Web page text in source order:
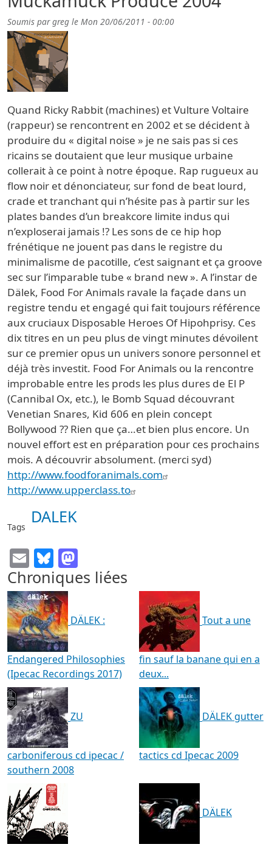
Soumis pargreg le Mon 20/06/2011 - 00:00
Quand Ricky Rabbit (machines) et Vulture Voltaire
(rappeur) se rencontrent en 2002 et se décident à
produire du « digital noise » je ne sais pas si ces
ricains se doutaient que leur musique urbaine
collerait à ce point à notre époque. Rap rugueux au
flow noir et dénonciateur, sur fond de beat lourd,
crade et tranchant qui n’hésite pas à partir sur les
plates bandes d’un breakcore limite indus qui
n’exploserai jamais !? Les sons de ce hip hop
frénétique ne jouent pas dans le registre du
minimalisme de pacotille, c’est saignant et ça groove
sec sur l’imparable tube « brand new ». A l’instar de
Dälek, Food For Animals ravale la façade dans un
registre tendu et engagé qui fait toujours référence
aux cruciaux Disposable Heroes Of Hipohprisy. Ces
dix titres en un peu plus de vingt minutes dévoilent
sur ce premier opus un univers sonore personnel et
déjà très investit. Food For Animals ou la rencontre
improbable entre les prods les plus dures de El P
(Cannibal Ox, etc.), le Bomb Squad découvrant
Venetian Snares, Kid 606 en plein concept
Bollywood ?? Rien que ça…et bien plus encore. Un
nouvel effort est en préparation pour ces prochains
mois. A découvrir absolument. (merci syd)
http://www.foodforanimals.com
http://www.upperclass.to
Tags
DALEK
EmailBluesky
Chroniques liées
DÄLEK :
Endangered Philosophies
(Ipecac Recordings 2017)
Tout a une
fin sauf la banane qui en a
deux...
ZU
carboniferous cd ipecac /
southern 2008
DÄLEK gutter
tactics cd Ipecac 2009
DÄLEK